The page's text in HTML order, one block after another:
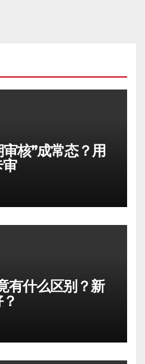
核”成常态？用
有什么区别？新